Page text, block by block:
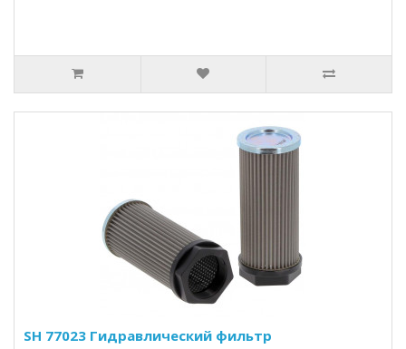
SH 77023 Гидравлический фильтр